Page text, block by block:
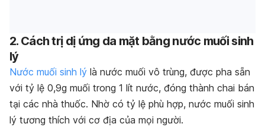
2. Cách trị dị ứng da mặt bằng nước muối sinh
lý
Nước muối sinh lý là nước muối vô trùng, được pha sẵn
với tỷ lệ 0,9g muối trong 1 lít nước, đóng thành chai bán
tại các nhà thuốc. Nhờ có tỷ lệ phù hợp, nước muối sinh
lý tương thích với cơ địa của mọi người.